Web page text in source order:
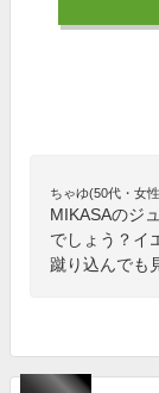
ちゃゆ(50代・女
MIKASAのジ
でしょう？イ
蹴り込んでも